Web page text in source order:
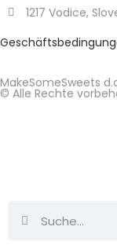
1217 Vodice,
MakeSomeSweets
© Alle Rechte